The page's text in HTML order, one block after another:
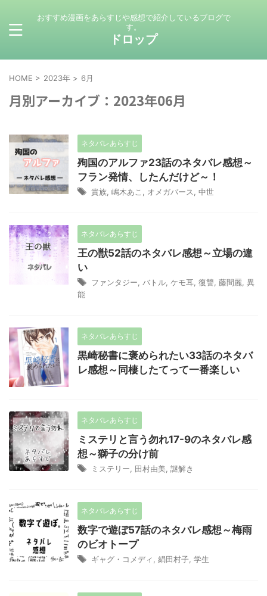
おすすめ漫画をあらすじや感想で紹介しているブログで
す。
ドロップ
HOME > 2023年 > 6月
月別アーカイブ：2023年06月
ネタバレあらすじ
殉国のアルファ23話のネタバレ感想～
フラン発情、したんだけど～！
貴族 嶋木あこ オメガバース 中世
ネタバレあらすじ
王の獣52話のネタバレ感想～立場の違
い
ファンタジー バトル ケモ耳 復讐 藤間麗 異
能
ネタバレあらすじ
黒崎秘書に褒められたい33話のネタバ
レ感想～同棲したてって一番楽しい
ネタバレあらすじ
ミステリと言う勿れ17-9のネタバレ感
想～獅子の分け前
ミステリー 田村由美 謎解き
ネタバレあらすじ
数字で遊ぼ57話のネタバレ感想～梅雨
のビオトープ
ギャグ・コメディ 絹田村子 学生